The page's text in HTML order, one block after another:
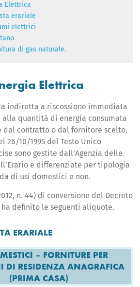
Elettrica
erariale
elettrici
di gas naturale.
Elettrica
indiretta a riscossione immediata
quantità di energia consumata
contratto o dal fornitore scelto,
26/10/1995 del Testo Unico
sono gestite dall’Agenzia delle
e differenziate per tipologia
di usi domestici e non.
n. 44) di conversione del Decreto
ha definito le seguenti aliquote.
ERARIALE
– FORNITURE PER
DI RESIDENZA ANAGRAFICA
(PRIMA CASA)